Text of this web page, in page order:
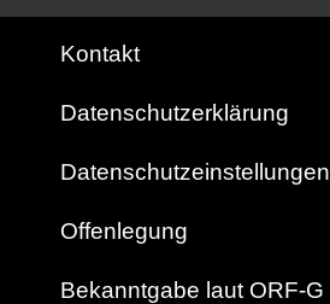
Kontakt
Datenschutzerklärung
Datenschutzeinstellungen
Offenlegung
Bekanntgabe laut ORF-G